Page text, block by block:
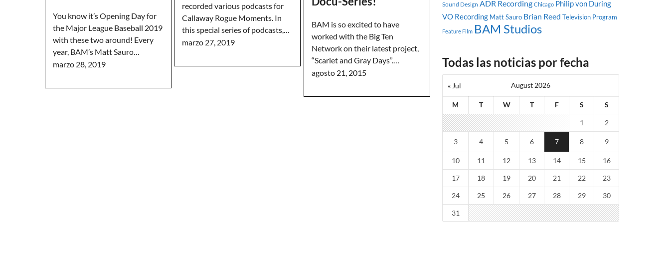
You know it’s Opening Day for
the Major League Baseball 2019
with these two around! Every
year, BAM’s Matt Sauro…
marzo 28, 2019
recorded various podcasts for
Callaway Rogue Moments. In
this special series of podcasts,…
marzo 27, 2019
BAM is so excited to have
worked with the Big Ten
Network on their latest project,
“Scarlet and Gray Days”.…
agosto 21, 2015
Sound Design ADR Recording Chicago Philip von During
VO Recording Matt Sauro Brian Reed Television Program
Feature Film BAM Studios
Todas las noticias por fecha
August 2026
M T W T F S S
« Jul
1 2
3 4 5 6 7 8 9
10 11 12 13 14 15 16
17 18 19 20 21 22 23
24 25 26 27 28 29 30
31